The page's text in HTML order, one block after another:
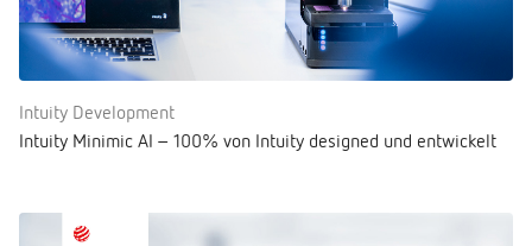
Intuity Development
Intuity Minimic AI – 100% von Intuity designed und entwickelt